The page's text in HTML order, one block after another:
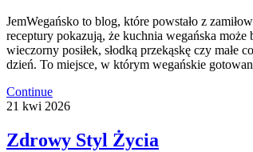
JemWegańsko to blog, które powstało z
receptury pokazują, że kuchnia wegańska
wieczorny posiłek, słodką przekąskę czy
dzień. To miejsce, w którym wegańskie
Continue
21 kwi 2026
Zdrowy Styl Życia